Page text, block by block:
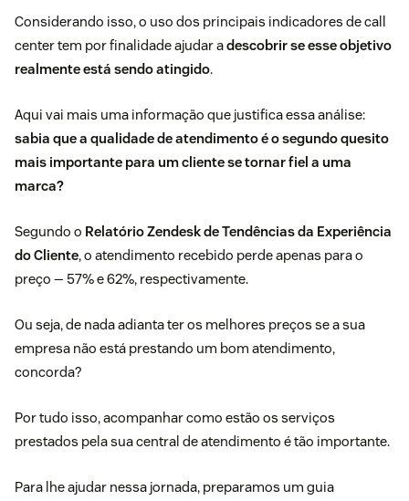
Considerando isso, o uso dos principais indicadores de call
center tem por finalidade ajudar adescobrir se esse objetivo
realmente está sendo atingido.
Aqui vai mais uma informação que justifica essa análise:
sabia que a qualidade de atendimento é o segundo quesito
mais importante para um cliente se tornar fiel a uma
marca?
Segundo o Relatório Zendesk de Tendências da Experiência
do Cliente, o atendimento recebido perde apenas para o
preço — 57% e 62%, respectivamente.
Ou seja, de nada adianta ter os melhores preços se a sua
empresa não está prestando um bom atendimento,
concorda?
Por tudo isso, acompanhar como estão os serviços
prestados pela sua central de atendimento é tão importante.
Para lhe ajudar nessa jornada, preparamos um guia